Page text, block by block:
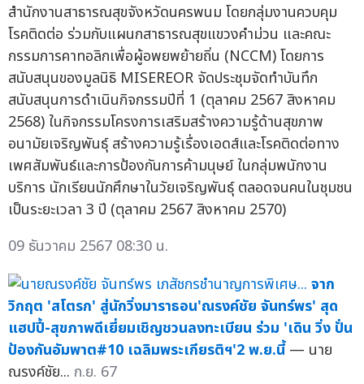
สำนักงานสาธารณสุขจังหวัดนครพนม โดยกลุ่มงานควบคุม
โรคติดต่อ ร่วมกับแผนกสาธารณสุขแขวงคำม่วน และคณะ
กรรมการคาทอลิกเพื่อผู้อพยพย้ายถิ่น (NCCM) โดยการ
สนับสนุนของมูลนิธิ MISEREOR จัดประชุมจัดทำบันทึก
สนับสนุนการดำเนินกิจกรรมปีที่ 1 (ตุลาคม 2567 สิงหาคม
2568) ในกิจกรรมโครงการเสริมสร้างความรู้ด้านสุขภาพ
อนามัยเจริญพันธุ์ สร้างความรู้เรื่องเอดส์และโรคติดต่อทาง
เพศสัมพันธ์และการป้องกันการค้ามนุษย์ ในกลุ่มพนักงาน
บริการ นักเรียนนักศึกษาในวัยเจริญพันธุ์ ตลอดจนคนในชุมชน
เป็นระยะเวลา 3 ปี (ตุลาคม 2567 สิงหาคม 2570)
09 ธันวาคม 2567 08:30 น.
จาก
วิกฤต 'สโตรก' สู่นักวิ่งมาราธอน'ณรงค์ชัย จันทร์พร' สุด
แฮปปี้-สุขภาพดีเยี่ยมเชิญชวนลงทะเบียน ร่วม 'เดิน วิ่ง ปั่น
ป้องกันอัมพาต#10 เฉลิมพระเกียรติฯ'2 พ.ย.นี้ — นาย
ณรงค์ชัย... ก.ย. 67